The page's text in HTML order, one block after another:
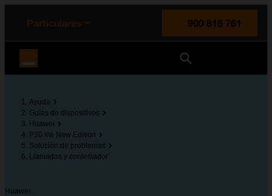
principal
la página
Particulares
900 815 761
Ayuda
Guías de dispositivos
Huawei
P30 lite New Edition
Solución de problemas
Llamadas y contestador
Huawei